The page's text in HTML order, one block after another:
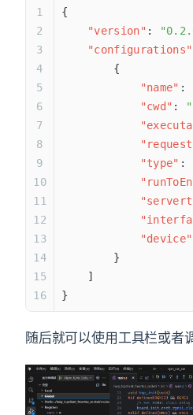
{
    "version"
:
    "configurations"
        {
            "name"
:
            "cwd"
:
            "type"
:
            "device"
        }
    ]
}
随后就可以使用工具栏或者